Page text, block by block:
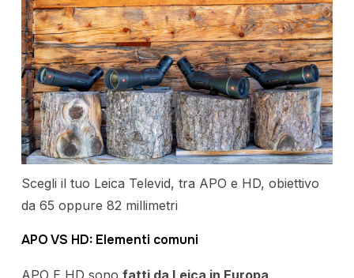
Scegli il tuo Leica Televid, tra APO e HD, obiettivo
da 65 oppure 82 millimetri
APO VS HD: Elementi comuni
APO E HD sono fatti da Leica in Europa